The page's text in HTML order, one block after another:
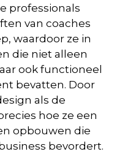
professionals
van coaches
waardoor ze in
die niet alleen
ook functioneel
bevatten. Door
als de
hoe ze een
opbouwen die
bevordert.